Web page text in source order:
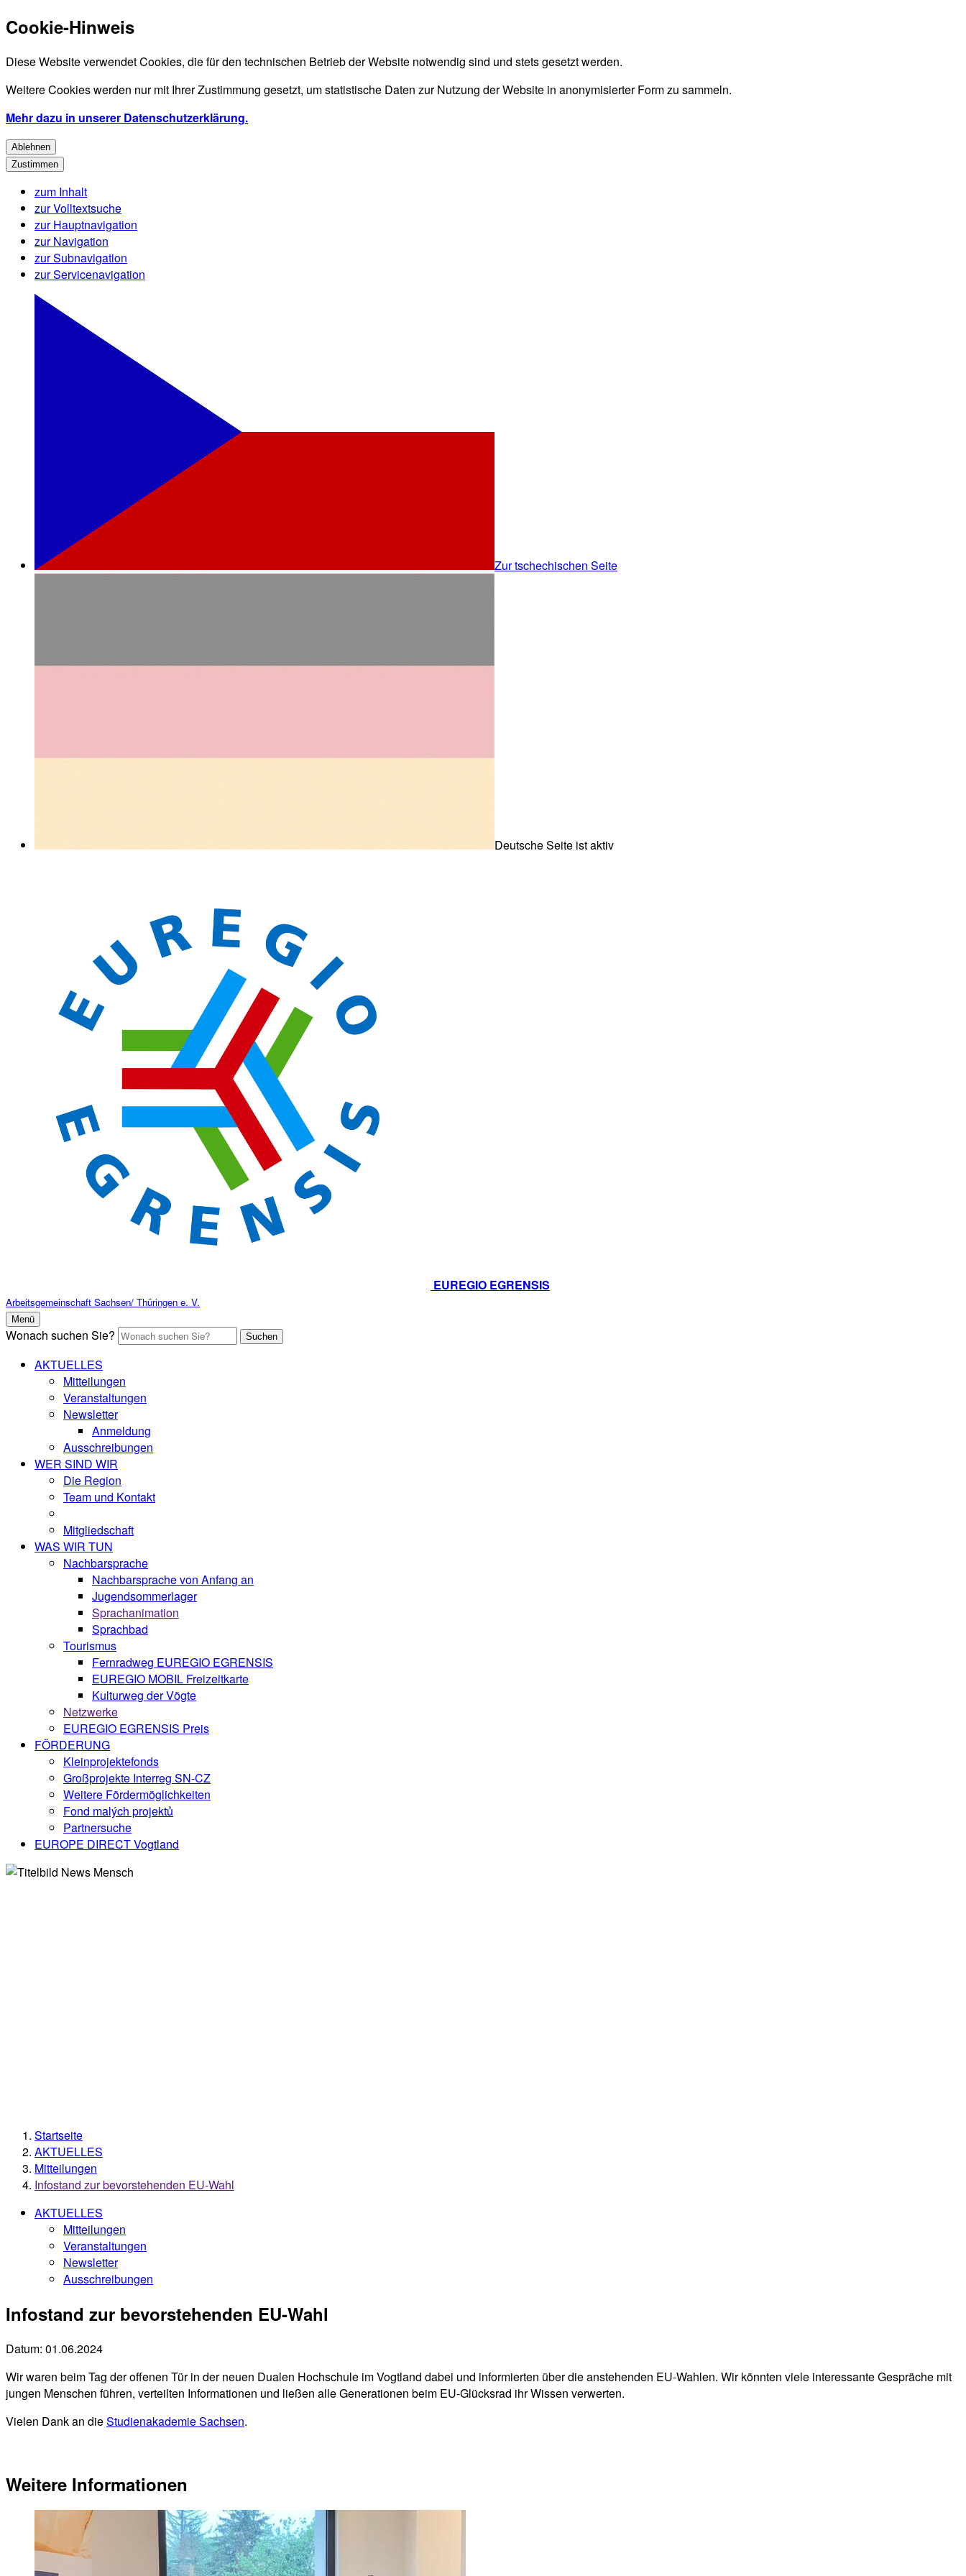
Cookie-Hinweis
Diese Website verwendet Cookies, die für den technischen Betrieb der Website notwendig sind und stets gesetzt werden.
Weitere Cookies werden nur mit Ihrer Zustimmung gesetzt, um statistische Daten zur Nutzung der Website in anonymisierter Form zu sammeln.
Mehr dazu in unserer Datenschutzerklärung.
Ablehnen
Zustimmen
zum Inhalt
zur Volltextsuche
zur Hauptnavigation
zur Navigation
zur Subnavigation
zur Servicenavigation
Zur tschechischen Seite
Deutsche Seite ist aktiv
EUREGIO EGRENSIS
Arbeitsgemeinschaft Sachsen/ Thüringen e. V.
Menü
Wonach suchen Sie? Suchen
AKTUELLES
Mitteilungen
Veranstaltungen
Newsletter
Anmeldung
Ausschreibungen
WER SIND WIR
Die Region
Team und Kontakt
Mitgliedschaft
WAS WIR TUN
Nachbarsprache
Nachbarsprache von Anfang an
Jugendsommerlager
Sprachanimation
Sprachbad
Tourismus
Fernradweg EUREGIO EGRENSIS
EUREGIO MOBIL Freizeitkarte
Kulturweg der Vögte
Netzwerke
EUREGIO EGRENSIS Preis
FÖRDERUNG
Kleinprojektefonds
Großprojekte Interreg SN-CZ
Weitere Fördermöglichkeiten
Fond malých projektů
Partnersuche
EUROPE DIRECT Vogtland
Startseite
AKTUELLES
Mitteilungen
Infostand zur bevorstehenden EU-Wahl
AKTUELLES
Mitteilungen
Veranstaltungen
Newsletter
Ausschreibungen
Infostand zur bevorstehenden EU-Wahl
Datum: 01.06.2024
Wir waren beim Tag der offenen Tür in der neuen Dualen Hochschule im Vogtland dabei und informierten über die anstehenden EU-Wahlen. Wir könnten viele interessante Gespräche mit
jungen Menschen führen, verteilten Informationen und ließen alle Generationen beim EU-Glücksrad ihr Wissen verwerten.
Vielen Dank an dieStudienakademie Sachsen.
Weitere Informationen